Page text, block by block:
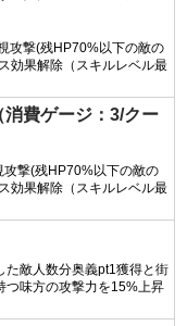
攻撃(残HP70%以下の敵の
効果解除（スキルレベル最
費ゲージ：3/クー
撃(残HP70%以下の敵の
効果解除（スキルレベル最
た敵人数分奥義pt1獲得と街
つ味方の攻撃力を15%上昇